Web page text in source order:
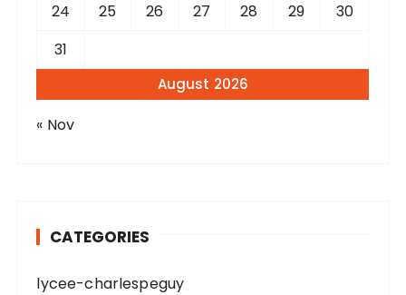
August 2026
24
25 26 27 28 29
30
31
« Nov
CATEGORIES
lycee-charlespeguy